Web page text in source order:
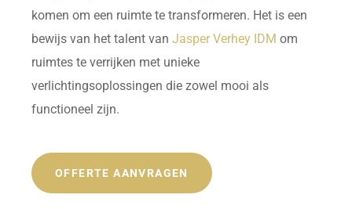
komen om een ruimte te transformeren. Het is een
bewijs van het talent van Jasper Verhey IDM om
ruimtes te verrijken met unieke
verlichtingsoplossingen die zowel mooi als
functioneel zijn.
OFFERTE AANVRAGEN